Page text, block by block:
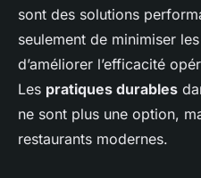
sont des solutions
seulement de minimiser
d’améliorer l’efficacité
Les pratiques durables
ne sont plus une option,
restaurants modernes.